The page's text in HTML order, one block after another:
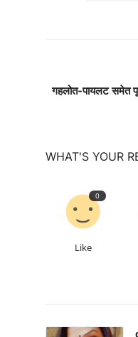
गहलोत-पायलट समेत
WHAT'S YOUR
0
Like